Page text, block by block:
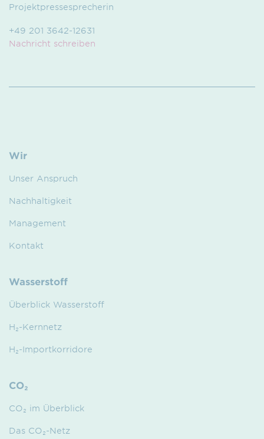
Projektpressesprecherin
+49 201 3642-12631
Nachricht schreiben
Wir
Unser Anspruch
Nachhaltigkeit
Management
Kontakt
Wasserstoff
Überblick Wasserstoff
H₂-Kernnetz
H₂-Importkorridore
CO₂
CO₂ im Überblick
Das CO₂-Netz